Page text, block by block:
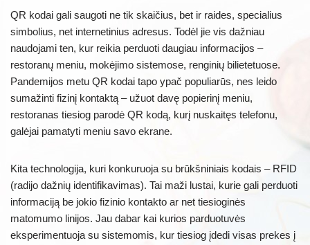
QR kodai gali saugoti ne tik skaičius, bet ir raides, specialius
simbolius, net internetinius adresus. Todėl jie vis dažniau
naudojami ten, kur reikia perduoti daugiau informacijos –
restoranų meniu, mokėjimo sistemose, renginių bilietetuose.
Pandemijos metu QR kodai tapo ypač populiarūs, nes leido
sumažinti fizinį kontaktą – užuot davę popierinį meniu,
restoranas tiesiog parodė QR kodą, kurį nuskaitęs telefonu,
galėjai pamatyti meniu savo ekrane.
Kita technologija, kuri konkuruoja su brūkšniniais kodais – RFID
(radijo dažnių identifikavimas). Tai maži lustai, kurie gali perduoti
informaciją be jokio fizinio kontakto ar net tiesioginės
matomumo linijos. Jau dabar kai kurios parduotuvės
eksperimentuoja su sistemomis, kur tiesiog įdedi visas prekes į